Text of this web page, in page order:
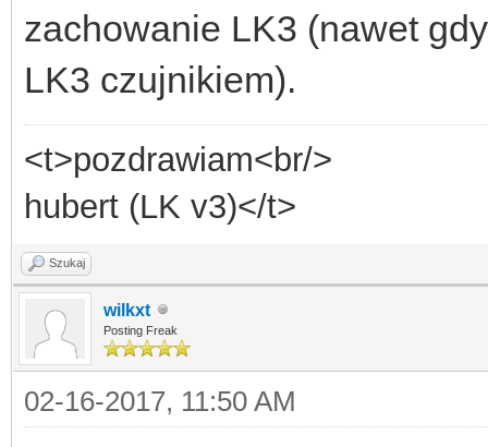
zachowanie LK3 (nawet
LK3 czujnikiem).
<t>pozdrawiam<br/>
hubert (LK v3)</t>
Szukaj
wilkxt
Posting Freak
02-16-2017, 11:50 AM